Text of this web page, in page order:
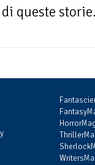
queste